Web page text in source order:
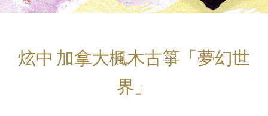
炫中 加拿大楓木古箏「夢幻世
界」